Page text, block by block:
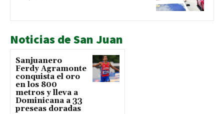
Noticias de San Juan
Sanjuanero
Ferdy Agramonte
conquista el oro
en los 800
metros y lleva a
Dominicana a 33
preseas doradas